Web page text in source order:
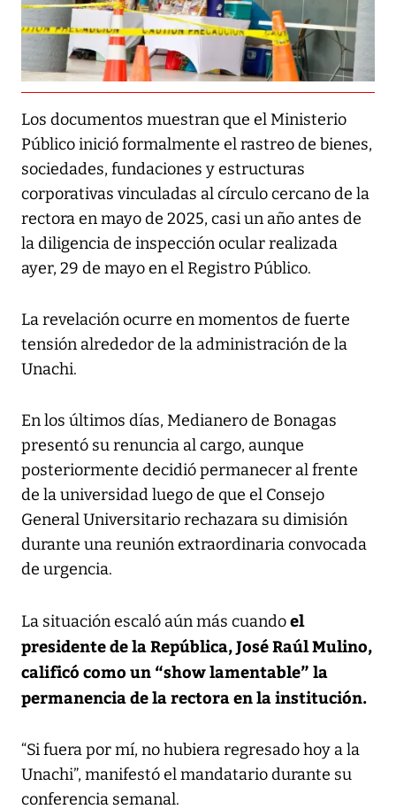
Los documentos muestran que el Ministerio
Público inició formalmente el rastreo de bienes,
sociedades, fundaciones y estructuras
corporativas vinculadas al círculo cercano de la
rectora en mayo de 2025, casi un año antes de
la diligencia de inspección ocular realizada
ayer, 29 de mayo en el Registro Público.
La revelación ocurre en momentos de fuerte
tensión alrededor de la administración de la
Unachi.
En los últimos días, Medianero de Bonagas
presentó su renuncia al cargo, aunque
posteriormente decidió permanecer al frente
de la universidad luego de que el Consejo
General Universitario rechazara su dimisión
durante una reunión extraordinaria convocada
de urgencia.
La situación escaló aún más cuandoel
presidente de la República, José Raúl Mulino,
calificó como un “show lamentable” la
permanencia de la rectora en la institución.
“Si fuera por mí, no hubiera regresado hoy a la
Unachi”, manifestó el mandatario durante su
conferencia semanal.